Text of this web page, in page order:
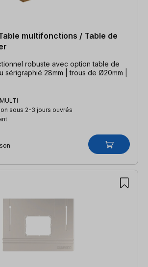
multifonctions / Table de
robuste avec option table de
sous 2-3 jours ouvrés